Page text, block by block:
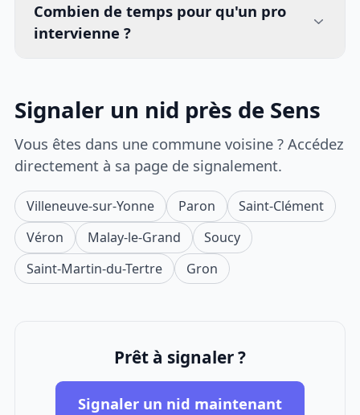
Combien de temps pour qu'un pro
intervienne ?
Signaler un nid près de Sens
Vous êtes dans une commune voisine ? Accédez
directement à sa page de signalement.
Villeneuve-sur-Yonne Paron
Saint-Clément
Véron
Malay-le-Grand
Soucy
Saint-Martin-du-Tertre
Gron
Prêt à signaler ?
Signaler un nid maintenant